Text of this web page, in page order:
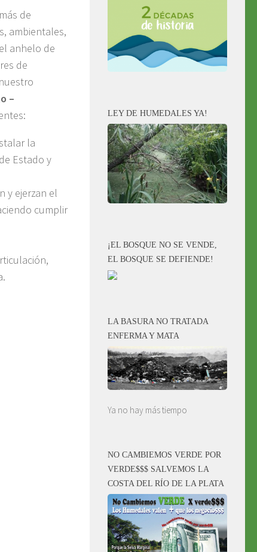
de
ambientales,
anhelo de
de
–
la
Estado y
y ejerzan el
cumplir
LEY DE HUMEDALES YA!
¡EL BOSQUE NO SE VENDE,
EL BOSQUE SE DEFIENDE!
LA BASURA NO TRATADA
ENFERMA Y MATA
Ya no hay más tiempo
NO CAMBIEMOS VERDE POR
VERDE$$$ SALVEMOS LA
COSTA DEL RÍO DE LA PLATA